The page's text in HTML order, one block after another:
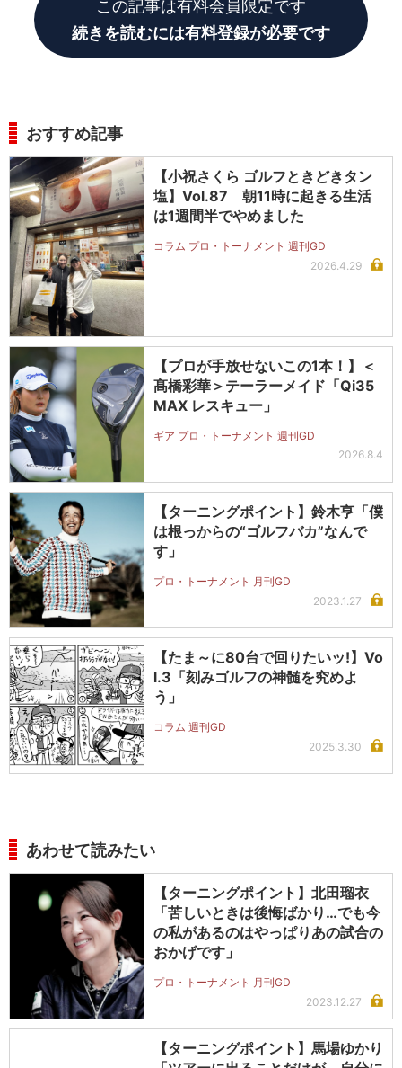
この記事は有料会員限定です
続きを読むには有料登録が必要です
おすすめ記事
【小祝さくら ゴルフときどきタン
塩】Vol.87 朝11時に起きる生活
は1週間半でやめました
コラム プロ・トーナメント 週刊GD
2026.4.29
【プロが手放せないこの1本！】＜
髙橋彩華＞テーラーメイド「Qi35
MAX レスキュー」
ギア プロ・トーナメント 週刊GD
2026.8.4
【ターニングポイント】鈴木亨「僕
は根っからの“ゴルフバカ”なんで
す」
プロ・トーナメント 月刊GD
2023.1.27
【たま～に80台で回りたいッ!】Vo
l.3「刻みゴルフの神髄を究めよ
う」
コラム 週刊GD
2025.3.30
あわせて読みたい
【ターニングポイント】北田瑠衣
「苦しいときは後悔ばかり…でも今
の私があるのはやっぱりあの試合の
おかげです」
プロ・トーナメント 月刊GD
2023.12.27
【ターニングポイント】馬場ゆかり